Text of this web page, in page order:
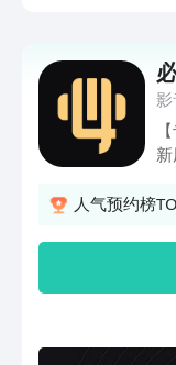
【听音乐
音
取
法
制
人气预约榜